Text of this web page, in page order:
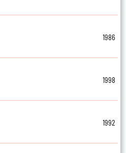
1986
1998
1992